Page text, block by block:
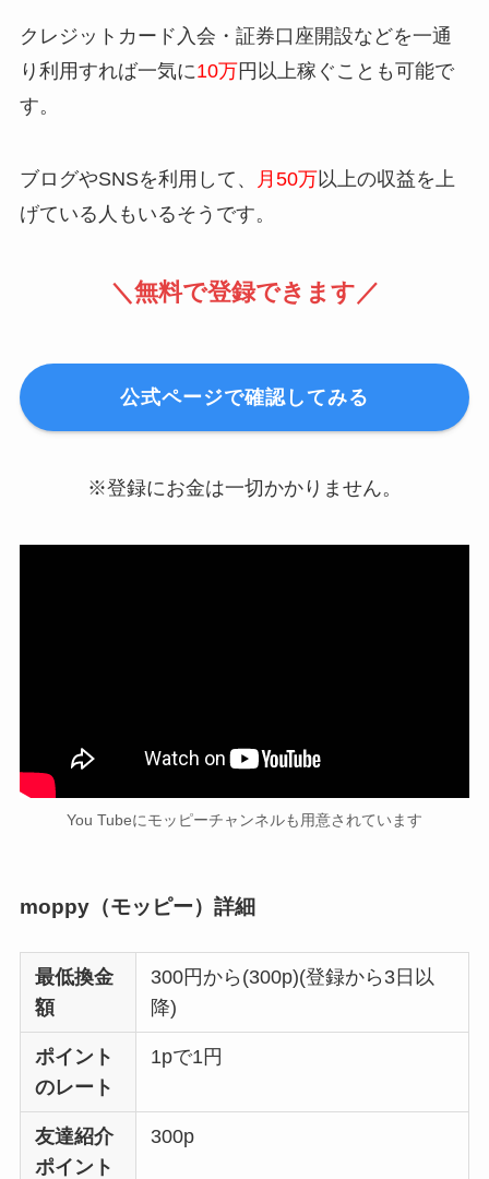
クレジットカード入会・証券口座開設などを一通
り利用すれば一気に10万円以上稼ぐことも可能で
す。
ブログやSNSを利用して、 月50万以上の収益を上
げている人もいるそうです。
＼無料で登録できます／
公式ページで確認してみる
※登録にお金は一切かかりません。
You Tubeにモッピーチャンネルも用意されています
moppy（モッピー）詳細
最低換金
額
300円から(300p)(登録から3日以
降)
ポイント
のレート
1pで1円
友達紹介
ポイント
300p